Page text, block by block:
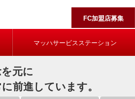
FC加盟店募集
マッハサービスステーション
元に
前進しています。